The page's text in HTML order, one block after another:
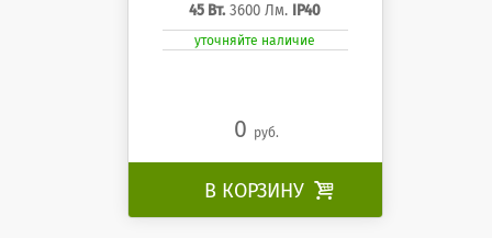
45 Вт. 3600 Лм. IP40
уточняйте наличие
0 руб.
В КОРЗИНУ 